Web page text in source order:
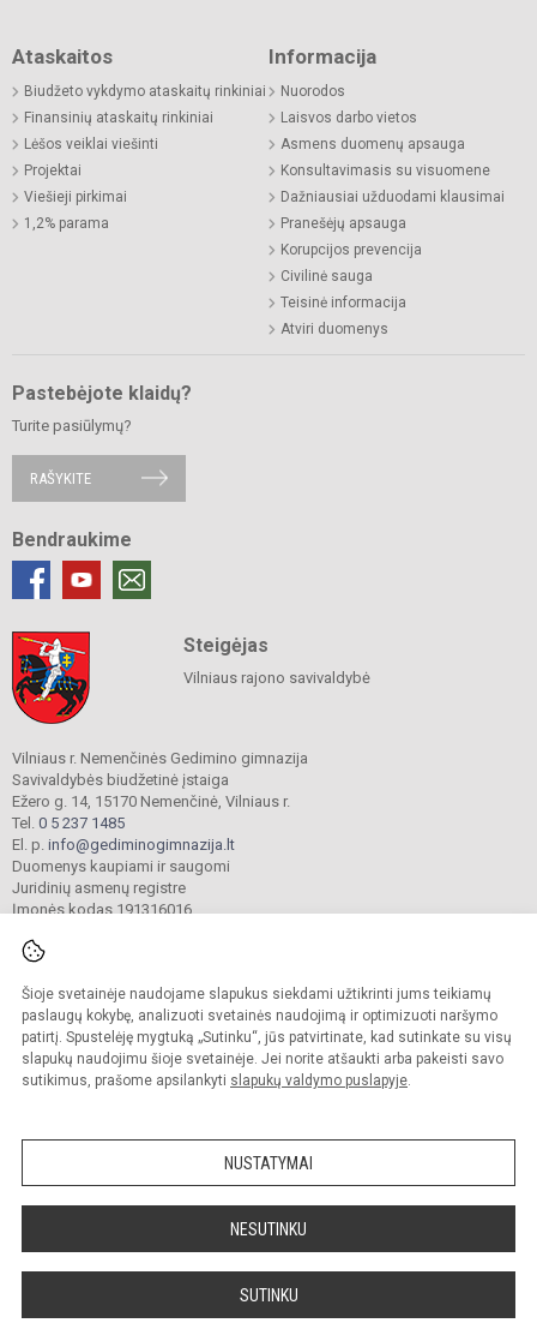
Šioje svetainėje naudojame slapukus siekdami užtikrinti jums teikiamų
paslaugų kokybę, analizuoti svetainės naudojimą ir optimizuoti naršymo
patirtį. Spustelėję mygtuką „Sutinku“, jūs patvirtinate, kad sutinkate su visų
slapukų naudojimu šioje svetainėje. Jei norite atšaukti arba pakeisti savo
sutikimus, prašome apsilankyti slapukų valdymo puslapyje.
NUSTATYMAI
NESUTINKU
SUTINKU
Ataskaitos
Biudžeto vykdymo ataskaitų rinkiniai
Finansinių ataskaitų rinkiniai
Lėšos veiklai viešinti
Projektai
Viešieji pirkimai
1,2% parama
Informacija
Nuorodos
Laisvos darbo vietos
Asmens duomenų apsauga
Konsultavimasis su visuomene
Dažniausiai užduodami klausimai
Pranešėjų apsauga
Korupcijos prevencija
Civilinė sauga
Teisinė informacija
Atviri duomenys
Pastebėjote klaidų?
Turite pasiūlymų?
RAŠYKITE
Bendraukime
Steigėjas
Vilniaus rajono savivaldybė
Vilniaus r. Nemenčinės Gedimino gimnazija
Savivaldybės biudžetinė įstaiga
Ežero g. 14, 15170 Nemenčinė, Vilniaus r.
Tel. 0 5 237 1485
El. p. info@gediminogimnazija.lt
Duomenys kaupiami ir saugomi
Juridinių asmenų registre
Įmonės kodas 191316016
© 2025. Vilniaus r. Nemenčinės Gedimino gimnazija. Visos teisės saugomos.
Kopijuoti turinį be raštiško įstaigos administracijos sutikimo griežtai draudžiama.
Versija neįgaliesiems Slapukų valdymas
Sumanus būdas atnaujinti